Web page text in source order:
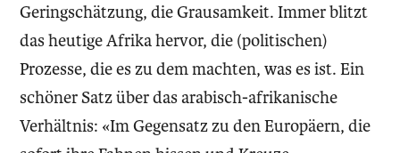
Geringschätzung, die Grausamkeit. Immer blitzt
das heutige Afrika hervor, die (politischen)
Prozesse, die es zu dem machten, was es ist. Ein
schöner Satz über das arabisch-afrikanische
Verhältnis: «Im Gegensatz zu den Europäern, die